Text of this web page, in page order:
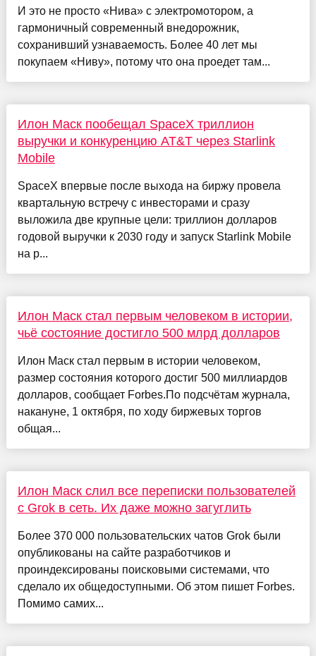
И это не просто «Нива» с электромотором, а
гармоничный современный внедорожник,
сохранивший узнаваемость. Более 40 лет мы
покупаем «Ниву», потому что она проедет там...
Илон Маск пообещал SpaceX триллион
выручки и конкуренцию AT&T через Starlink
Mobile
SpaceX впервые после выхода на биржу провела
квартальную встречу с инвесторами и сразу
выложила две крупные цели: триллион долларов
годовой выручки к 2030 году и запуск Starlink Mobile
на р...
Илон Маск стал первым человеком в истории,
чьё состояние достигло 500 млрд долларов
Илон Маск стал первым в истории человеком,
размер состояния которого достиг 500 миллиардов
долларов, сообщает Forbes.По подсчётам журнала,
накануне, 1 октября, по ходу биржевых торгов
общая...
Илон Маск слил все переписки пользователей
с Grok в сеть. Их даже можно загуглить
Более 370 000 пользовательских чатов Grok были
опубликованы на сайте разработчиков и
проиндексированы поисковыми системами, что
сделало их общедоступными. Об этом пишет Forbes.
Помимо самих...